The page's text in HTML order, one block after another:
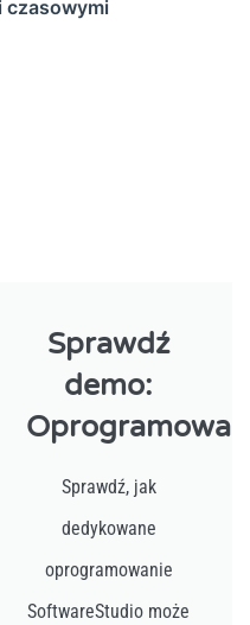
czasowymi
Sprawdź
demo:
Sprawdź, jak
dedykowane
oprogramowanie
SoftwareStudio może